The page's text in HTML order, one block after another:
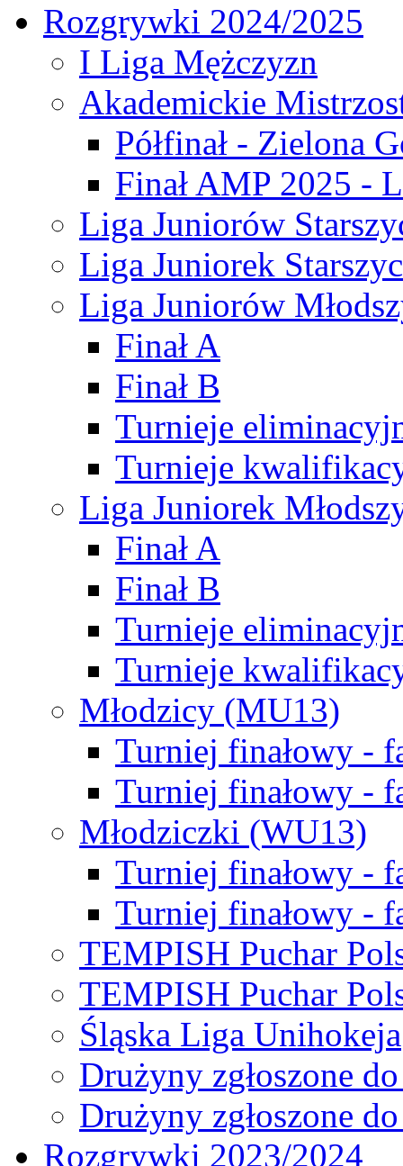
Rozgrywki 2024/2025
I Liga Mężczyzn
Akademickie
Półfinał - Zielona
Finał AMP 2025 -
Liga Juniorów
Liga Juniorek
Liga Juniorów
Finał A
Finał B
Turnieje
Turnieje
Liga Juniorek
Finał A
Finał B
Turnieje
Turnieje
Młodzicy (MU13)
Turniej finałowy -
Turniej finałowy -
Młodziczki (WU13)
Turniej finałowy -
Turniej finałowy -
TEMPISH Puchar
TEMPISH Puchar
Śląska Liga Unihokeja
Drużyny zgłoszone
Drużyny zgłoszone
Rozgrywki 2023/2024